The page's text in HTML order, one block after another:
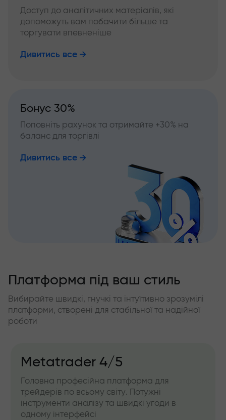
Доступ до аналітичних матеріалів, які
допоможуть вам побачити більше та
торгувати впевненіше
Дивитись все
Бонус 30%
Поповніть рахунок та отримайте +30% на
баланс для торгівлі
Дивитись все
Платформа під ваш стиль
Вибирайте швидкі, гнучкі та інтуїтивно зрозумілі
платформи, створені для стабільної та надійної
роботи
Metatrader 4/5
Головна професійна платформа для
трейдерів по всьому світу. Потужні
інструменти аналізу та швидкі угоди в
одному інтерфейсі